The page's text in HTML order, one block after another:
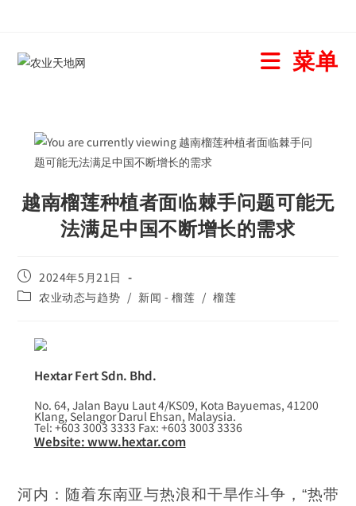
菜单
越南榴莲种植者面临棘手问题可能无
法满足中国不断增长的需求
2024年5月21日
农业动态与趋势 / 新闻 - 榴莲 / 榴莲
Hextar Fert Sdn. Bhd.
No. 64, Jalan Bayu Laut 4/KS09, Kota Bayuemas, 41200
Klang, Selangor Darul Ehsan, Malaysia.
Tel: +603 3003 3333 Fax: +603 3003 3336
Website: www.hextar.com
河内：随着东南亚与热浪和干旱作斗争，“热带